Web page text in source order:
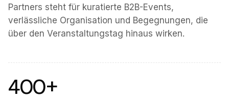
Partners steht für kuratierte B2B-Events,
verlässliche Organisation und Begegnungen, die
über den Veranstaltungstag hinaus wirken.
400+